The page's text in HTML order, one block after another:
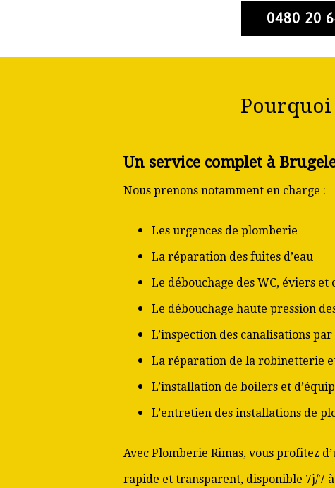
0480 20
Pourquoi
Un service complet à
Nous prenons notamment en charge :
Les urgences de plomberie
La réparation des fuites d’eau
Le débouchage des WC, éviers et
Le débouchage haute pression
L’inspection des canalisations
La réparation de la robinetterie et
L’installation de boilers et
L’entretien des installations de
Avec Plomberie Rimas, vous profitez
rapide et transparent, disponible 7j/7